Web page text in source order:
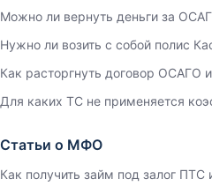
Можно ли вернуть деньги за
Нужно ли возить с собой полис
Как расторгнуть договор ОСАГО
Для каких ТС не применяется
Статьи о МФО
Как получить займ под залог ПТС